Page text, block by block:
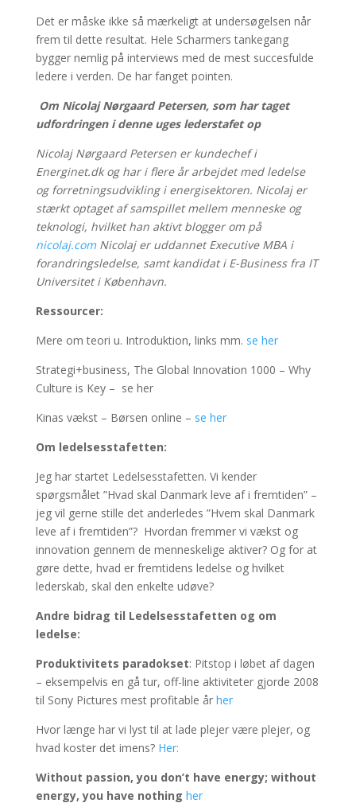
Det er måske ikke så mærkeligt at undersøgelsen når
frem til dette resultat. Hele Scharmers tankegang
bygger nemlig på interviews med de mest succesfulde
ledere i verden. De har fanget pointen.
Om Nicolaj Nørgaard Petersen, som har taget
udfordringen i denne uges lederstafet op
Nicolaj Nørgaard Petersen er kundechef i
Energinet.dk og har i flere år arbejdet med ledelse
og forretningsudvikling i energisektoren. Nicolaj er
stærkt optaget af samspillet mellem menneske og
teknologi, hvilket han aktivt blogger om på
nicolaj.comNicolaj er uddannet Executive MBA i
forandringsledelse, samt kandidat i E-Business fra IT
Universitet i København.
Ressourcer:
Mere om teori u. Introduktion, links mm. se her
Strategi+business, The Global Innovation 1000 – Why
Culture is Key – se her
Kinas vækst – Børsen online – se her
Om ledelsesstafetten:
Jeg har startet Ledelsesstafetten. Vi kender
spørgsmålet ”Hvad skal Danmark leve af i fremtiden” –
jeg vil gerne stille det anderledes ”Hvem skal Danmark
leve af i fremtiden”? Hvordan fremmer vi vækst og
innovation gennem de menneskelige aktiver? Og for at
gøre dette, hvad er fremtidens ledelse og hvilket
lederskab, skal den enkelte udøve?
Andre bidrag til Ledelsesstafetten og om
ledelse:
Produktivitets paradokset: Pitstop i løbet af dagen
– eksempelvis en gå tur, off-line aktiviteter gjorde 2008
til Sony Pictures mest profitable år her
Hvor længe har vi lyst til at lade plejer være plejer, og
hvad koster det imens? Her:
Without passion, you don’t have energy; without
energy, you have nothing her